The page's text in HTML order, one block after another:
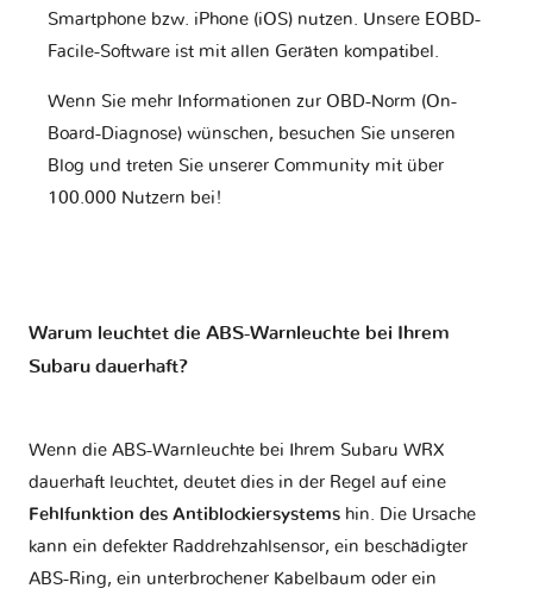
Smartphone bzw. iPhone (iOS) nutzen. Unsere EOBD-
Facile-Software ist mit allen Geräten kompatibel.
Wenn Sie mehr Informationen zur OBD-Norm (On-
Board-Diagnose) wünschen, besuchen Sie unseren
Blog und treten Sie unserer Community mit über
100.000 Nutzern bei!
Warum leuchtet die ABS-Warnleuchte bei Ihrem
Subaru dauerhaft?
Wenn die ABS-Warnleuchte bei Ihrem Subaru WRX
dauerhaft leuchtet, deutet dies in der Regel auf eine
Fehlfunktion des Antiblockiersystems hin. Die Ursache
kann ein defekter Raddrehzahlsensor, ein beschädigter
ABS-Ring, ein unterbrochener Kabelbaum oder ein